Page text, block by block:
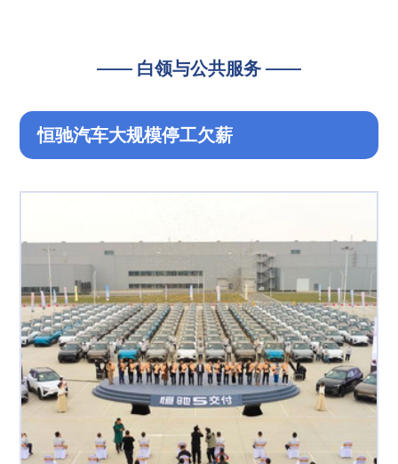
—— 白领与公共服务 ——
恒驰汽车大规模停工欠薪